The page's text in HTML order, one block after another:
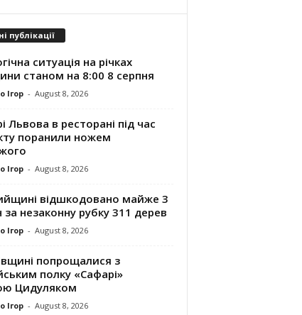
публікації
ситуація на річках
станом на 8:00 8 серпня
Ігор - August 8, 2026
Львова в ресторані під час
поранили ножем
Ігор - August 8, 2026
відшкодовано майже 3
за незаконну рубку 311 дерев
Ігор - August 8, 2026
попрощалися з
полку «Сафарі»
Цидуляком
Ігор - August 8, 2026